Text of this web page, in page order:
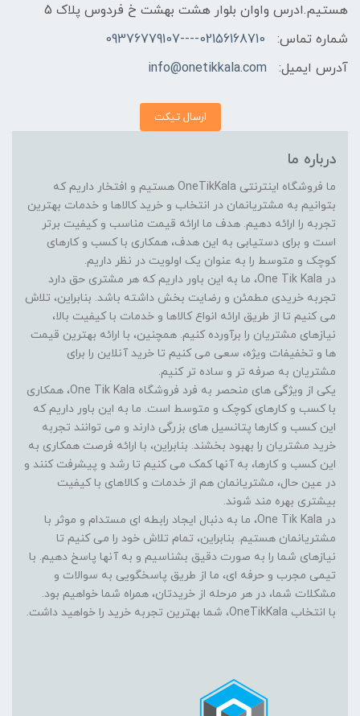
هستیم.ادرس واوان بلوار هشت بهشت خ فردوس پلاک 5
شماره تماس:
02156168710----09376779107
آدرس ایمیل:
info@onetikkala.com
ارسال تیکت
درباره ما
ما فروشگاه اینترنتی OneTikKala هستیم و افتخار داریم که
بتوانیم به مشتریانمان در انتخاب و خرید کالاها و خدمات بهترین
تجربه را ارائه دهیم. هدف ما ارائه قیمت مناسب و کیفیت برتر
است و برای دستیابی به این هدف، همکاری با کسب و کارهای
کوچک و متوسط را به عنوان یک اولویت در نظر داریم.
در One Tik Kala، ما به این باور داریم که هر مشتری حق دارد
تجربه خریدی مطمئن و رضایت بخش داشته باشد. بنابراین، تلاش
می کنیم تا از طریق ارائه انواع کالاها و خدمات با کیفیت بالا،
نیازهای مشتریان را برآورده کنیم. همچنین، با ارائه بهترین قیمت
ها و تخفیفات ویژه، سعی می کنیم تا خرید آنلاین را برای
مشتریان به صرفه تر و ساده تر کنیم.
یکی از ویژگی های منحصر به فرد فروشگاه One Tik Kala، همکاری
با کسب و کارهای کوچک و متوسط است. ما به این باور داریم که
این کسب و کارها پتانسیل های بزرگی دارند و می توانند تجربه
خرید مشتریان را بهبود بخشند. بنابراین، با ارائه فرصت همکاری به
این کسب و کارها، به آنها کمک می کنیم تا رشد و پیشرفت کنند و
در عین حال، مشتریانمان هم از خدمات و کالاهای با کیفیت
بیشتری بهره مند شوند.
در One Tik Kala، ما به دنبال ایجاد رابطه ای مستدام و موثر با
مشتریانمان هستیم. بنابراین، تمام تلاش خود را می کنیم تا
نیازهای شما را به صورت دقیق بشناسیم و به آنها پاسخ دهیم. با
تیمی مجرب و حرفه ای، ما از طریق پاسخگویی به سوالات و
مشکلات شما، در هر مرحله از خریدتان، همراه شما خواهیم بود.
با انتخاب OneTikKala، شما بهترین تجربه خرید را خواهید داشت.